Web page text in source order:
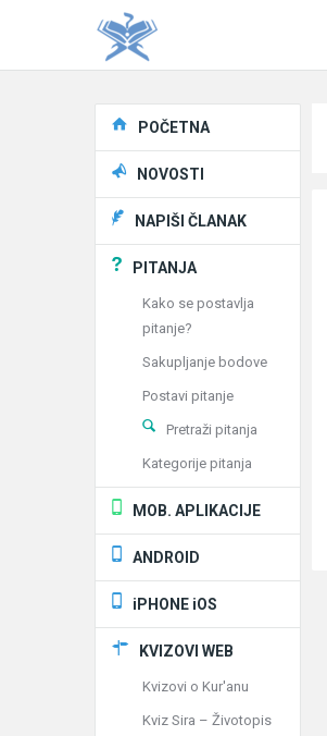
Explore
POČETNA
NOVOSTI
NAPIŠI ČLANAK
PITANJA
Kako se postavlja
pitanje?
Sakupljanje bodove
Postavi pitanje
Pretraži pitanja
Kategorije pitanja
MOB. APLIKACIJE
ANDROID
iPHONE iOS
KVIZOVI WEB
Kvizovi o Kur'anu
Kviz Sira – Životopis